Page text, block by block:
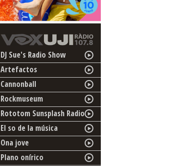
DJ Sue's Radio Show
Artefactos
Cannonball
Rockmuseum
Rototom Sunsplash Radio
El so de la música
Ona jove
Plano onírico